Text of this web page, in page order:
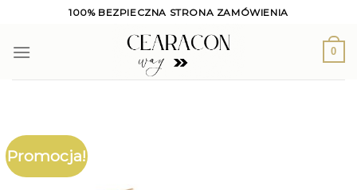
content
100% BEZPIECZNA STRONA ZAMÓWIENIA
0
Promocja!